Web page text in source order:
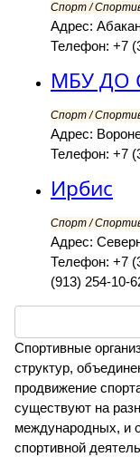
Спорт /
Адрес:
Телефон: +7
МБУ
Спорт /
Адрес:
Телефон: +7
Ирбис
Спорт /
Адрес:
Телефон: +7
(913) 254-10-
Спортивные
структур,
продвижение
существуют на
международных, и
спортивной